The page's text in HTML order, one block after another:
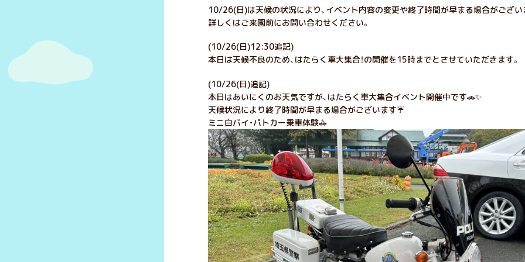
10/26(日)は天候の状況により、イベント内容の変更や終了時間が早まる場合がござい
詳しくはご来園前にお問い合わせください。
(10/26(日)12:30追記)
本日は天候不良のため、はたらく車大集合！の開催を15時までとさせていただきます。
(10/26(日)追記)
本日はあいにくのお天気ですが、はたらく車大集合イベント開催中です🚗✨
天候状況により終了時間が早まる場合がございます☔
ミニ白バイ・パトカー乗車体験🚓